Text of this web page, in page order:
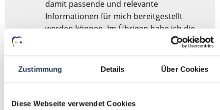
Zustimmung Details Über Cookies
Diese Webseite verwendet Cookies
damit passende und relevante
Informationen für mich bereitgestellt
werden können. Im Übrigen habe ich die
gelesen und bin mit
ihr einverstanden.